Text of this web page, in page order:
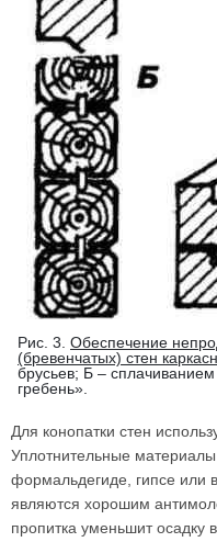
Рис. 3. Обеспечение
(бревенчатых) стен
брусьев; Б –
гребень».
Для конопатки стен
Уплотнительные
формальдегиде, гипсе или
являются хорошим
пропитка уменьшит осадку